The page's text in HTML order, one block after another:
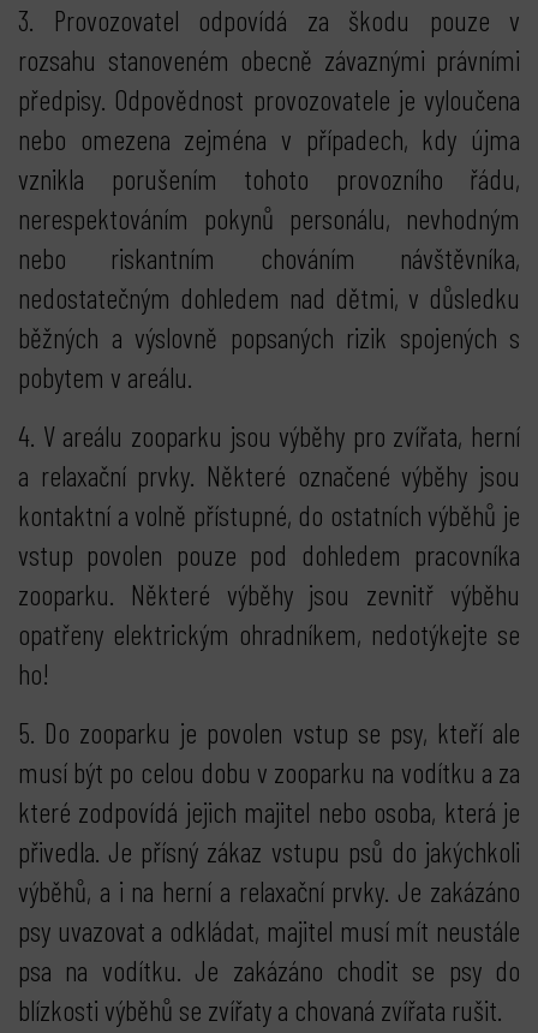
3. Provozovatel odpovídá za škodu pouze v
rozsahu stanoveném obecně závaznými právními
předpisy. Odpovědnost provozovatele je vyloučena
nebo omezena zejména v případech, kdy újma
vznikla porušením tohoto provozního řádu,
nerespektováním pokynů personálu, nevhodným
nebo riskantním chováním návštěvníka,
nedostatečným dohledem nad dětmi, v důsledku
běžných a výslovně popsaných rizik spojených s
pobytem v areálu.
4. V areálu zooparku jsou výběhy pro zvířata, herní
a relaxační prvky. Některé označené výběhy jsou
kontaktní a volně přístupné, do ostatních výběhů je
vstup povolen pouze pod dohledem pracovníka
zooparku. Některé výběhy jsou zevnitř výběhu
opatřeny elektrickým ohradníkem, nedotýkejte se
ho!
5. Do zooparku je povolen vstup se psy, kteří ale
musí být po celou dobu v zooparku na vodítku a za
které zodpovídá jejich majitel nebo osoba, která je
přivedla. Je přísný zákaz vstupu psů do jakýchkoli
výběhů, a i na herní a relaxační prvky. Je zakázáno
psy uvazovat a odkládat, majitel musí mít neustále
psa na vodítku. Je zakázáno chodit se psy do
blízkosti výběhů se zvířaty a chovaná zvířata rušit.